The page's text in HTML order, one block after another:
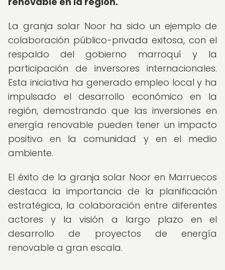
La granja solar Noor ha sido un ejemplo de
colaboración público-privada exitosa, con el
respaldo del gobierno marroquí y la
participación de inversores internacionales.
Esta iniciativa ha generado empleo local y ha
impulsado el desarrollo económico en la
región, demostrando que las inversiones en
energía renovable pueden tener un impacto
positivo en la comunidad y en el medio
ambiente.
El éxito de la granja solar Noor en Marruecos
destaca la importancia de la planificación
estratégica, la colaboración entre diferentes
actores y la visión a largo plazo en el
desarrollo de proyectos de energía
renovable a gran escala.